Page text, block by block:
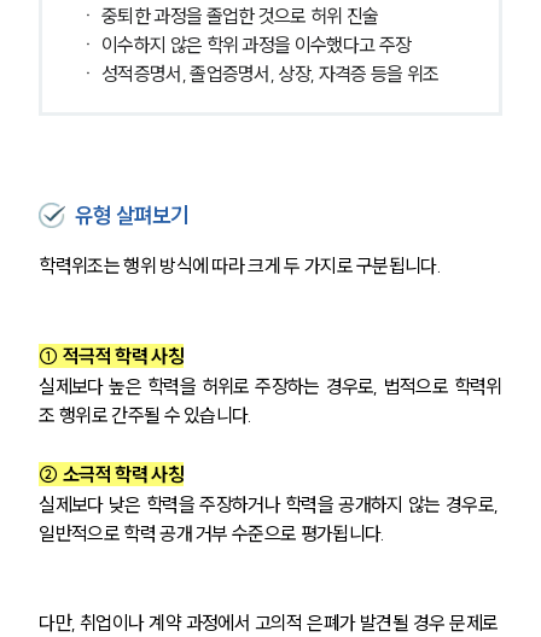
ㆍ 중퇴한 과정을 졸업한 것으로 허위 진술
ㆍ 이수하지 않은 학위 과정을 이수했다고 주장
ㆍ 성적증명서, 졸업증명서, 상장, 자격증 등을 위조
유형 살펴보기
학력위조는 행위 방식에 따라 크게 두 가지로 구분됩니다.
① 적극적 학력 사칭
실제보다 높은 학력을 허위로 주장하는 경우로, 법적으로 학력위
조 행위로 간주될 수 있습니다.
② 소극적 학력 사칭
실제보다 낮은 학력을 주장하거나 학력을 공개하지 않는 경우로,
일반적으로 학력 공개 거부 수준으로 평가됩니다.
다만, 취업이나 계약 과정에서 고의적 은폐가 발견될 경우 문제로